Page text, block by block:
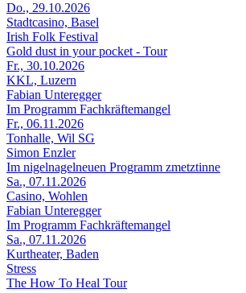
Do., 29.10.2026
Stadtcasino, Basel
Irish Folk Festival
Gold dust in your pocket - Tour
Fr., 30.10.2026
KKL, Luzern
Fabian Unteregger
Im Programm Fachkräftemangel
Fr., 06.11.2026
Tonhalle, Wil SG
Simon Enzler
Im nigelnagelneuen Programm zmetztinne
Sa., 07.11.2026
Casino, Wohlen
Fabian Unteregger
Im Programm Fachkräftemangel
Sa., 07.11.2026
Kurtheater, Baden
Stress
The How To Heal Tour